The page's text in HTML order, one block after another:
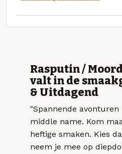
Rasputin /
valt in de
& Uitdagend
"Spannende
middle name. Kom
heftige smaken. Kies
neem je mee op